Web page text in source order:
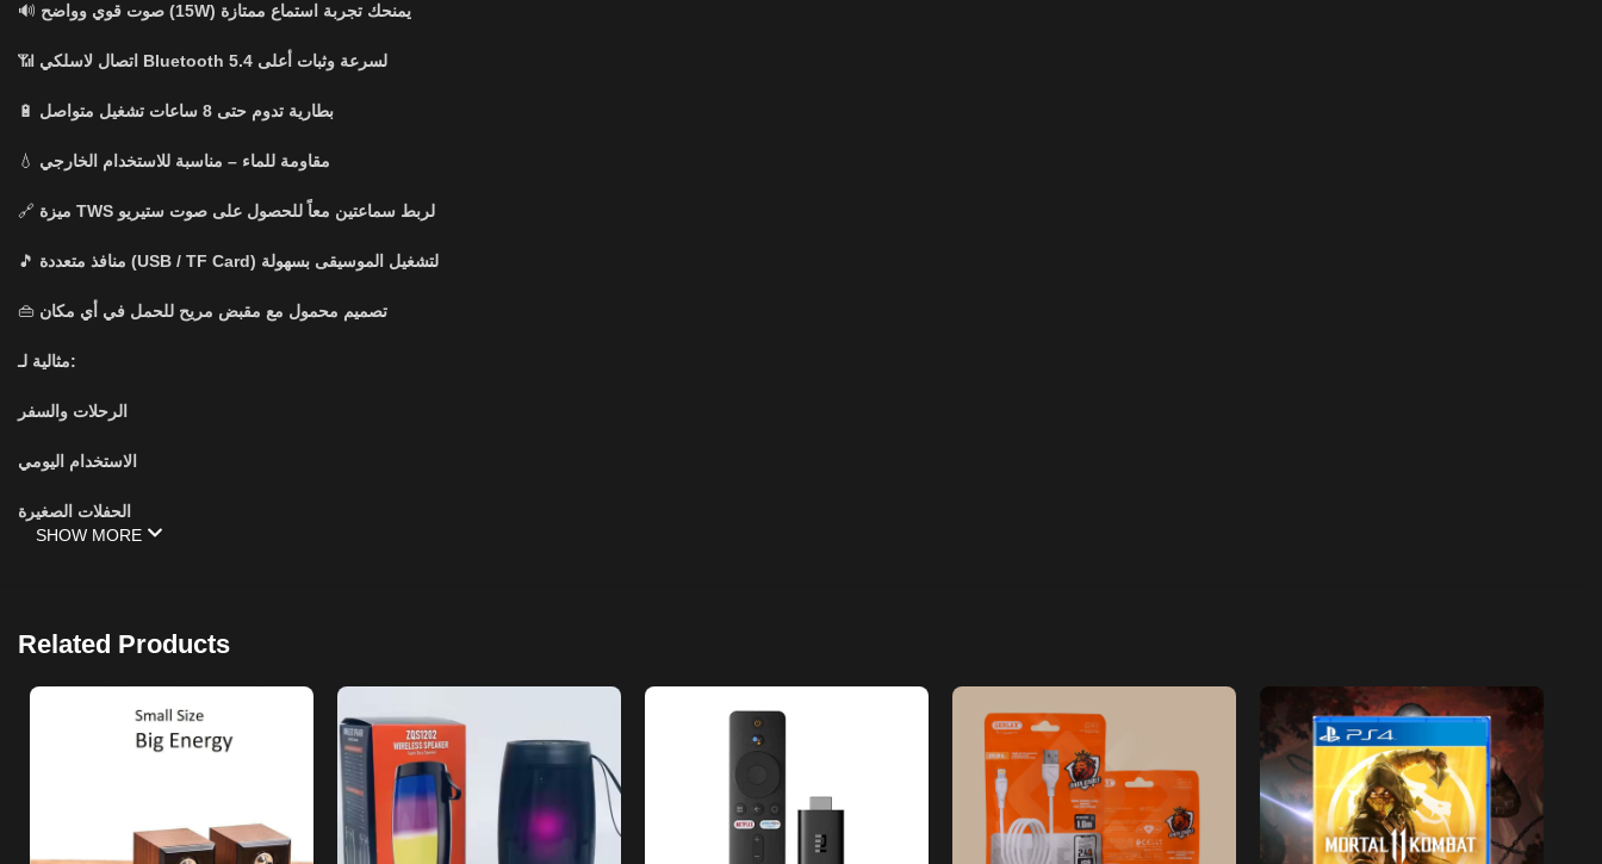
🔊 صوت قوي وواضح (15W) يمنحك تجربة استماع ممتازة
📶 اتصال لاسلكي Bluetooth 5.4 لسرعة وثبات أعلى
🔋 بطارية تدوم حتى 8 ساعات تشغيل متواصل
💧 مقاومة للماء – مناسبة للاستخدام الخارجي
🔗 ميزة TWS لربط سماعتين معاً للحصول على صوت ستيريو
🎵 منافذ متعددة (USB / TF Card) لتشغيل الموسيقى بسهولة
👜 تصميم محمول مع مقبض مريح للحمل في أي مكان
مثالية لـ:
الرحلات والسفر
الاستخدام اليومي
الحفلات الصغيرة
SHOW MORE
Related Products